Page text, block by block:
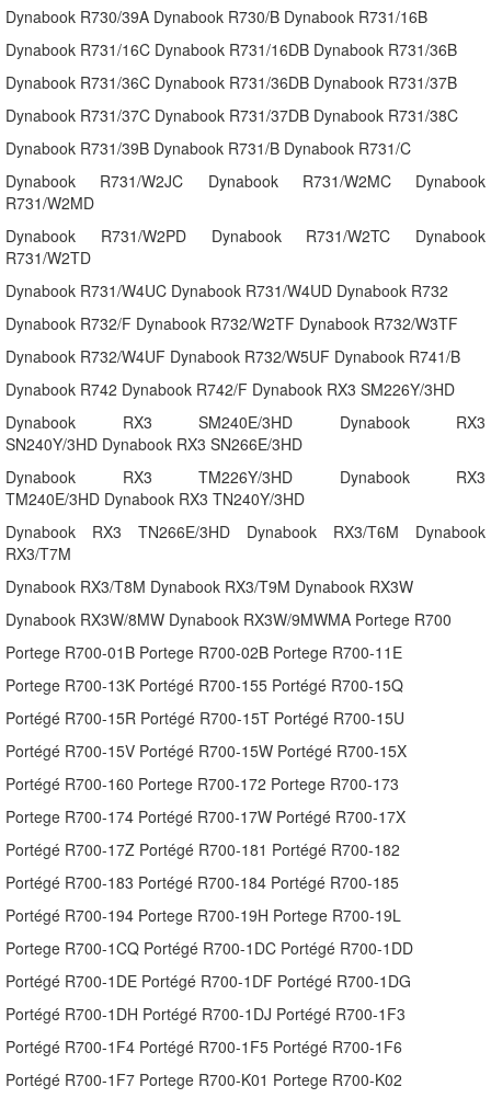
Dynabook R730/39A Dynabook R730/B Dynabook R731/16B
Dynabook R731/16C Dynabook R731/16DB Dynabook R731/36B
Dynabook R731/36C Dynabook R731/36DB Dynabook R731/37B
Dynabook R731/37C Dynabook R731/37DB Dynabook R731/38C
Dynabook R731/39B Dynabook R731/B Dynabook R731/C
Dynabook R731/W2JC Dynabook R731/W2MC Dynabook
R731/W2MD
Dynabook R731/W2PD Dynabook R731/W2TC Dynabook
R731/W2TD
Dynabook R731/W4UC Dynabook R731/W4UD Dynabook R732
Dynabook R732/F Dynabook R732/W2TF Dynabook R732/W3TF
Dynabook R732/W4UF Dynabook R732/W5UF Dynabook R741/B
Dynabook R742 Dynabook R742/F Dynabook RX3 SM226Y/3HD
Dynabook RX3 SM240E/3HD Dynabook RX3
SN240Y/3HD Dynabook RX3 SN266E/3HD
Dynabook RX3 TM226Y/3HD Dynabook RX3
TM240E/3HD Dynabook RX3 TN240Y/3HD
Dynabook RX3 TN266E/3HD Dynabook RX3/T6M Dynabook
RX3/T7M
Dynabook RX3/T8M Dynabook RX3/T9M Dynabook RX3W
Dynabook RX3W/8MW Dynabook RX3W/9MWMA Portege R700
Portege R700-01B Portege R700-02B Portege R700-11E
Portege R700-13K Portégé R700-155 Portégé R700-15Q
Portégé R700-15R Portégé R700-15T Portégé R700-15U
Portégé R700-15V Portégé R700-15W Portégé R700-15X
Portégé R700-160 Portege R700-172 Portege R700-173
Portege R700-174 Portégé R700-17W Portégé R700-17X
Portégé R700-17Z Portégé R700-181 Portégé R700-182
Portégé R700-183 Portégé R700-184 Portégé R700-185
Portégé R700-194 Portege R700-19H Portege R700-19L
Portege R700-1CQ Portégé R700-1DC Portégé R700-1DD
Portégé R700-1DE Portégé R700-1DF Portégé R700-1DG
Portégé R700-1DH Portégé R700-1DJ Portégé R700-1F3
Portégé R700-1F4 Portégé R700-1F5 Portégé R700-1F6
Portégé R700-1F7 Portege R700-K01 Portege R700-K02